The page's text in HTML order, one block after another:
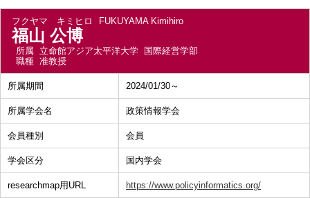
フクヤマ キミヒロ FUKUYAMA Kimihiro
福山 公博
所属 立命館アジア太平洋大学 国際経営学部
職種 准教授
所属期間 2024/01/30～
所属学会名 政策情報学会
会員種別 会員
学会区分 国内学会
researchmap用URL https://www.policyinformatics.org/